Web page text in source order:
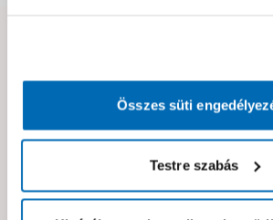
Összes süti
Testre szabás
Hibát találtál az oldalon vagy a
Neked ajánljuk!